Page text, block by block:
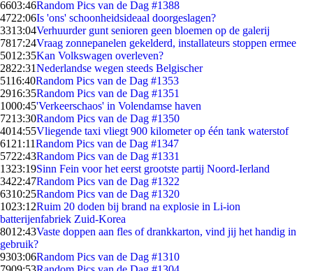
6603:46Random Pics van de Dag #1388
4722:06Is 'ons' schoonheidsideaal doorgeslagen?
3313:04Verhuurder gunt senioren geen bloemen op de galerij
7817:24Vraag zonnepanelen gekelderd, installateurs stoppen ermee
5012:35Kan Volkswagen overleven?
2822:31Nederlandse wegen steeds Belgischer
5116:40Random Pics van de Dag #1353
2916:35Random Pics van de Dag #1351
1000:45'Verkeerschaos' in Volendamse haven
7213:30Random Pics van de Dag #1350
4014:55Vliegende taxi vliegt 900 kilometer op één tank waterstof
61 21:11Random Pics van de Dag #1347
5722:43Random Pics van de Dag #1331
1323:19Sinn Fein voor het eerst grootste partij Noord-Ierland
3422:47Random Pics van de Dag #1322
6310:25Random Pics van de Dag #1320
1023:12Ruim 20 doden bij brand na explosie in Li-ion
batterijenfabriek Zuid-Korea
8012:43Vaste doppen aan fles of drankkarton, vind jij het handig in
gebruik?
9303:06Random Pics van de Dag #1310